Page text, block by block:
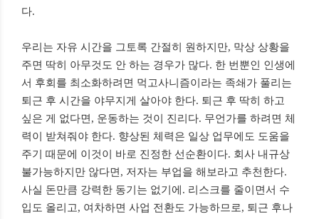
다.
우리는 자유 시간을 그토록 간절히 원하지만, 막상 상황을
주면 딱히 아무것도 안 하는 경우가 많다. 한 번뿐인 인생에
서 후회를 최소화하려면 먹고사니즘이라는 족쇄가 풀리는
퇴근 후 시간을 야무지게 살아야 한다. 퇴근 후 딱히 하고
싶은 게 없다면, 운동하는 것이 진리다. 무언가를 하려면 체
력이 받쳐줘야 한다. 향상된 체력은 일상 업무에도 도움을
주기 때문에 이것이 바로 진정한 선순환이다. 회사 내규상
불가능하지만 않다면, 저자는 부업을 해보라고 추천한다.
사실 돈만큼 강력한 동기는 없기에. 리스크를 줄이면서 수
입도 올리고, 여차하면 사업 전환도 가능하므로, 퇴근 후나